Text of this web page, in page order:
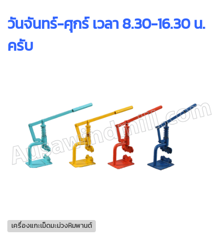
วันจันทร์-ศุกร์ เวลา 8.30-16.30 น.
ครับ
เครื่องแกะเม็ดมะม่วงหิมพานต์